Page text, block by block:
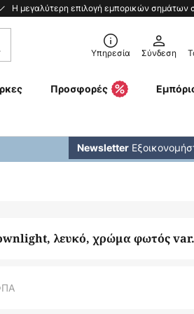
Η μεγαλύτερη επιλογή εμπορικών σημάτων
Υπηρεσία Σύνδεση
Προσφορές
Newsletter
λευκό, χρώμα φωτός var.